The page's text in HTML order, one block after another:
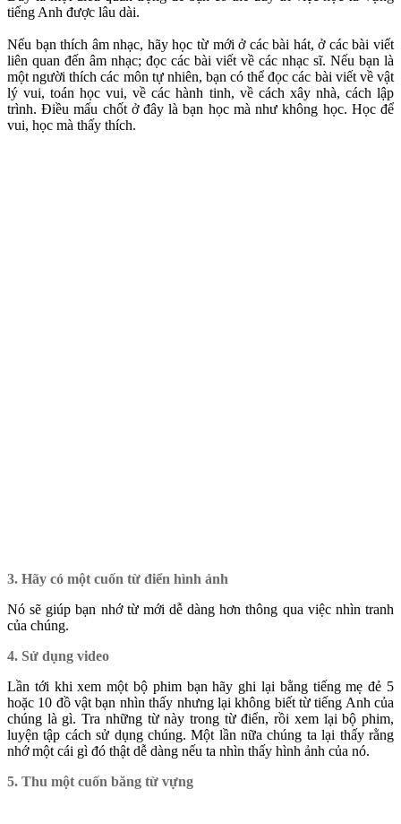
tiếng Anh được lâu dài.
Nếu bạn thích âm nhạc, hãy học từ mới ở các bài hát, ở các bài viết
liên quan đến âm nhạc; đọc các bài viết về các nhạc sĩ. Nếu bạn là
một người thích các môn tự nhiên, bạn có thể đọc các bài viết về vật
lý vui, toán học vui, về các hành tinh, về cách xây nhà, cách lập
trình. Điều mấu chốt ở đây là bạn học mà như không học. Học để
vui, học mà thấy thích.
3. Hãy có một cuốn từ điển hình ảnh
Nó sẽ giúp bạn nhớ từ mới dễ dàng hơn thông qua việc nhìn tranh
của chúng.
4. Sử dụng video
Lần tới khi xem một bộ phim bạn hãy ghi lại bằng tiếng mẹ đẻ 5
hoặc 10 đồ vật bạn nhìn thấy nhưng lại không biết từ tiếng Anh của
chúng là gì. Tra những từ này trong từ điển, rồi xem lại bộ phim,
luyện tập cách sử dụng chúng. Một lần nữa chúng ta lại thấy rằng
nhớ một cái gì đó thật dễ dàng nếu ta nhìn thấy hình ảnh của nó.
5. Thu một cuốn băng từ vựng